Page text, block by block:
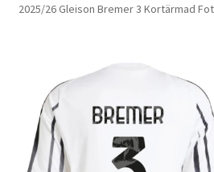
Bloggar
Kassa
Kontakta oss
2025/26 Gleison Bremer 3 Kortärmad